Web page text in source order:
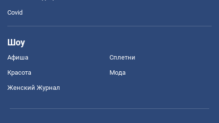
Covid
Шоу
Афиша Сплетни
Красота Мода
Женский Журнал